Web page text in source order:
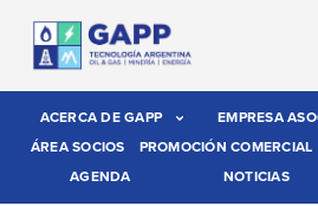
ACERCA DE GAPP EMPRESA
ÁREA SOCIOS
PROMOCIÓN COMERCIAL
AGENDA
NOTICIAS